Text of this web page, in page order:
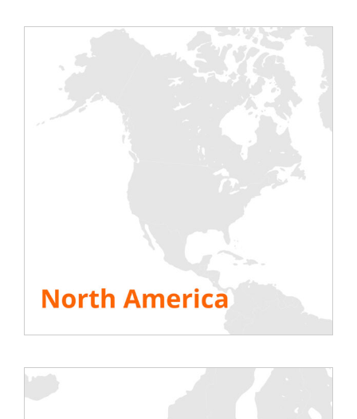
nämlich die LastbankGestell 7kw.Die rigorose und
ansprechende Präsentation des Projektleiters
Emmanuel BOUR stieß beim Publikum auf großes
Interesse. Durch diese Präsentation und die
ausgestellten Produkte ermöglichte dies dem
RENTALOD-Team, sicherlich das Interesse der
Teilnehmer zu wecken, aber vor allem die großen
Akteure auf dem Rechenzentrumsmarkt zu treffen
und sich mit ihnen auszutauschen. Es wurden sehr
gute Kontakte zu kurz- und mittelfristigen
Projekten sowohl mit privaten Akteuren als auch
mit öffentlichen Institutionen geknüpft. Dadurch
wird das burgundische Unternehmen RENTALOAD
ein wenig mehr, wenn es denn noch ein Akt
demonstriert werden sollMajor eur im Bereich
Rechenzentrum